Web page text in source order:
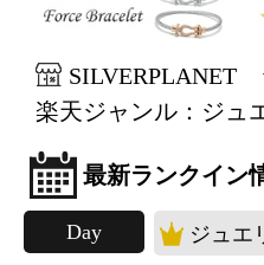
SILVERPLANET
楽天ジャンル：ジュ
最新ランクイン
Day ジュエ